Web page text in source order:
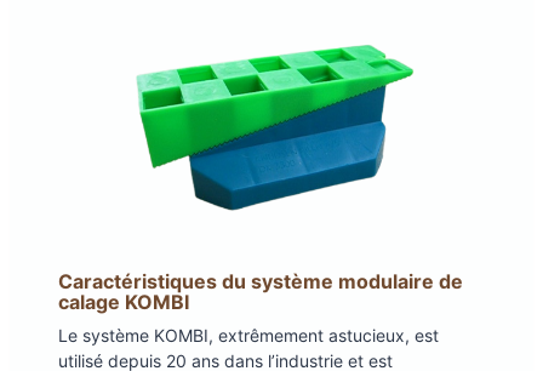
Caractéristiques du système modulaire de
calage KOMBI
Le système KOMBI, extrêmement astucieux, est
utilisé depuis 20 ans dans l’industrie et est